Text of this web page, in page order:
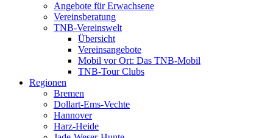
Angebote für Erwachsene
Vereinsberatung
TNB-Vereinswelt
Übersicht
Vereinsangebote
Mobil vor Ort: Das TNB-Mobil
TNB-Tour Clubs
Regionen
Bremen
Dollart-Ems-Vechte
Hannover
Harz-Heide